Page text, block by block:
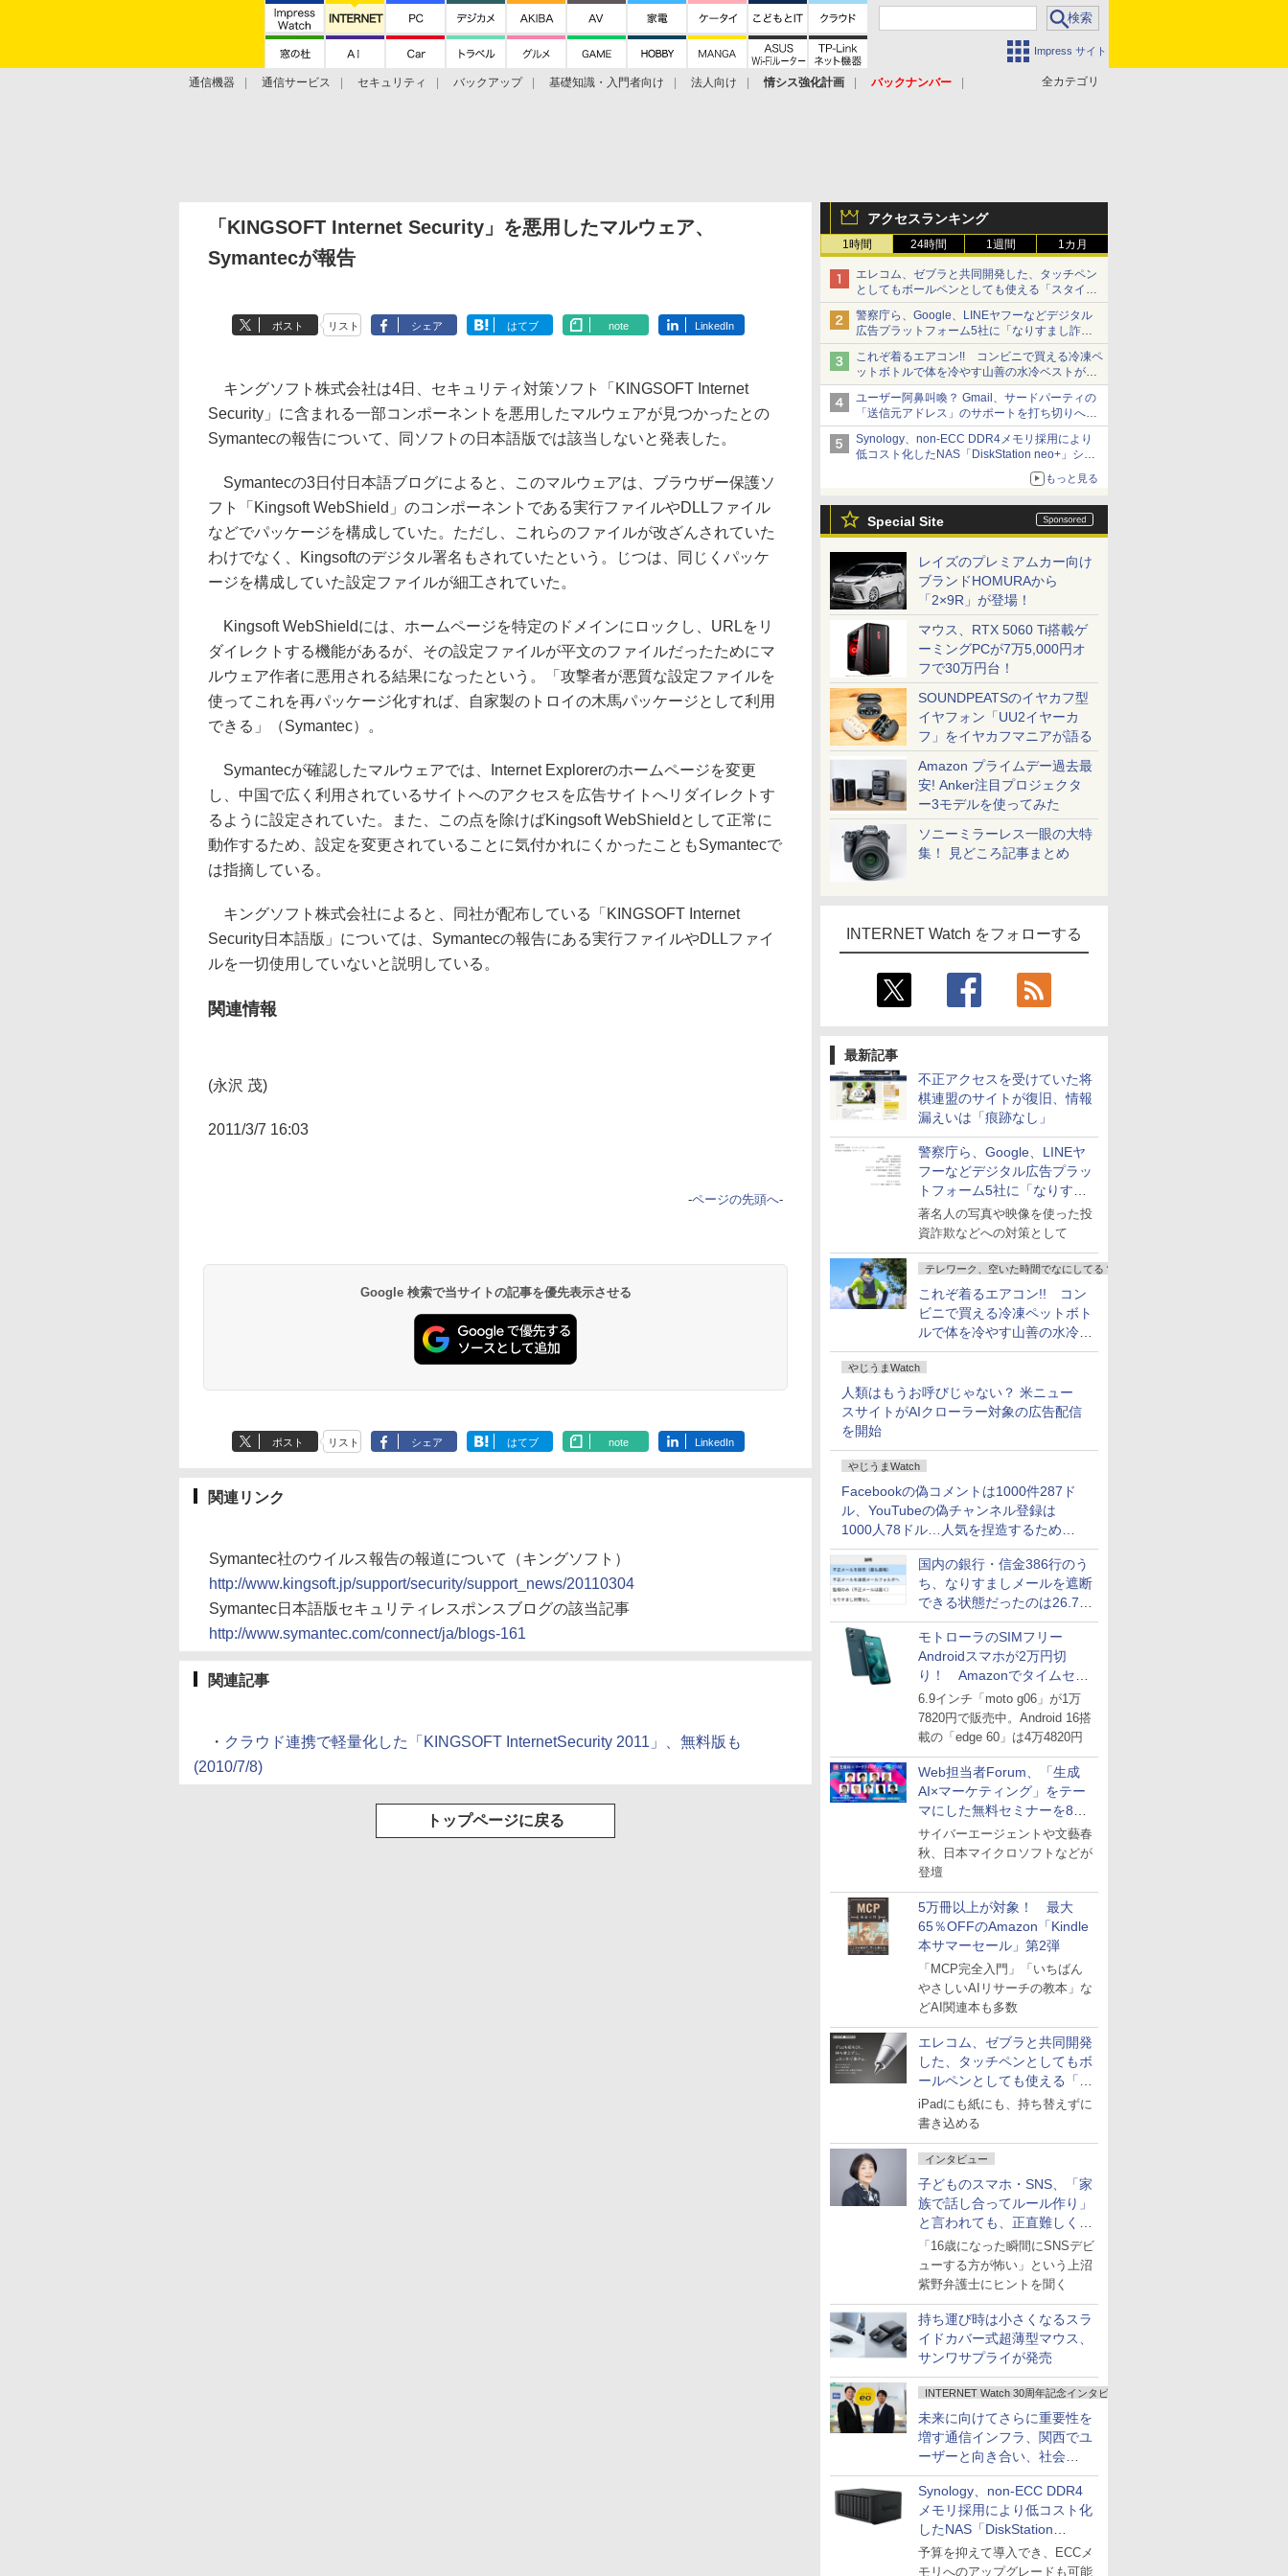
Impress サイト
全カテゴリ
通信機器 通信サービス セキュリティ バックアップ 基礎知識・入門者向け 法人向け 情シス強化計画
バックナンバー
アクセスランキング
1時間 24時間 1週間 1カ月
エレコム、ゼブラと共同開発した、タッチペン
としてもボールペンとしても使える「スタイラ
スツーウェイ」発売 iPadにも紙にも、持ち替
えずに書き込める
警察庁ら、Google、LINEヤフーなどデジタル
広告プラットフォーム5社に「なりすまし詐欺
広告」対策強化を要請 著名人の写真や映像を
使った投資詐欺などへの対策として
これぞ着るエアコン!! コンビニで買える冷凍ペ
ットボトルで体を冷やす山善の水冷ベストがロ
ードバイクにちょうどいい【ぼっち・ざ・ろー
ど！その14】【空いた時間でなにしてる？】
ユーザー阿鼻叫喚？ Gmail、サードパーティの
「送信元アドレス」のサポートを打ち切りへ
【やじうまWatch】
Synology、non-ECC DDR4メモリ採用により
低コスト化したNAS「DiskStation neo+」シリ
ーズ 予算を抑えて導入でき、ECCメモリへの
もっと見る
Special Site
レイズのプレミアムカー向け
ブランドHOMURAから
「2×9R」が登場！
マウス、RTX 5060 Ti搭載ゲ
ーミングPCが7万5,000円オ
フで30万円台！
SOUNDPEATSのイヤカフ型
イヤフォン「UU2イヤーカ
フ」をイヤカフマニアが語る
Amazon プライムデー過去最
安! Anker注目プロジェクタ
ー3モデルを使ってみた
ソニーミラーレス一眼の大特
集！ 見どころ記事まとめ
INTERNET Watch をフォローする
最新記事
不正アクセスを受けていた将
棋連盟のサイトが復旧、情報
漏えいは「痕跡なし」
警察庁ら、Google、LINEヤ
フーなどデジタル広告プラッ
トフォーム5社に「なりすま
し詐欺広告」対策強化を要請
著名人の写真や映像を使った投
資詐欺などへの対策として
テレワーク、空いた時間でなにしてる？
これぞ着るエアコン!! コン
ビニで買える冷凍ペットボト
ルで体を冷やす山善の水冷ベ
ストがロードバイクにちょう
どいい【ぼっち・ざ・ろー
ど！その14】
やじうまWatch
人類はもうお呼びじゃない？ 米ニュー
スサイトがAIクローラー対象の広告配信
を開始
やじうまWatch
Facebookの偽コメントは1000件287ド
ル、YouTubeの偽チャンネル登録は
1000人78ドル…人気を捏造するための
価格リストが公開中
国内の銀行・信金386行のう
ち、なりすましメールを遮断
できる状態だったのは26.7％
にとどまる～GMOブランド
セキュリティ調査
モトローラのSIMフリー
Androidスマホが2万円切
り！ Amazonでタイムセー
ル
6.9インチ「moto g06」が1万
7820円で販売中。Android 16搭
載の「edge 60」は4万4820円
Web担当者Forum、「生成
AI×マーケティング」をテー
マにした無料セミナーを8月
27日にオンライン開催
サイバーエージェントや文藝春
秋、日本マイクロソフトなどが
登壇
5万冊以上が対象！ 最大
65％OFFのAmazon「Kindle
本サマーセール」第2弾
「MCP完全入門」「いちばん
やさしいAIリサーチの教本」な
どAI関連本も多数
エレコム、ゼブラと共同開発
した、タッチペンとしてもボ
ールペンとしても使える「ス
タイラスツーウェイ」発売
iPadにも紙にも、持ち替えずに
書き込める
インタビュー
子どものスマホ・SNS、「家
族で話し合ってルール作り」
と言われても、正直難しくな
いですか？
「16歳になった瞬間にSNSデビ
ューする方が怖い」という上沼
紫野弁護士にヒントを聞く
持ち運び時は小さくなるスラ
イドカバー式超薄型マウス、
サンワサプライが発売
INTERNET Watch 30周年記念インタビュー
未来に向けてさらに重要性を
増す通信インフラ、関西でユ
ーザーと向き合い、社会
の“あたらしい”を起動し続け
る～オプテージ
Synology、non-ECC DDR4
メモリ採用により低コスト化
したNAS「DiskStation
neo+」シリーズ
予算を抑えて導入でき、ECCメ
モリへのアップグレードも可能
「KINGSOFT Internet Security」を悪用したマルウェア、
Symantecが報告
ポスト リスト シェア はてブ note LinkedIn
キングソフト株式会社は4日、セキュリティ対策ソフト「KINGSOFT Internet
Security」に含まれる一部コンポーネントを悪用したマルウェアが見つかったとの
Symantecの報告について、同ソフトの日本語版では該当しないと発表した。
Symantecの3日付日本語ブログによると、このマルウェアは、ブラウザー保護ソ
フト「Kingsoft WebShield」のコンポーネントである実行ファイルやDLLファイル
などでパッケージを構成していた。ただし、これらのファイルが改ざんされていた
わけでなく、Kingsoftのデジタル署名もされていたという。じつは、同じくパッケ
ージを構成していた設定ファイルが細工されていた。
Kingsoft WebShieldには、ホームページを特定のドメインにロックし、URLをリ
ダイレクトする機能があるが、その設定ファイルが平文のファイルだったためにマ
ルウェア作者に悪用される結果になったという。「攻撃者が悪質な設定ファイルを
使ってこれを再パッケージ化すれば、自家製のトロイの木馬パッケージとして利用
できる」（Symantec）。
Symantecが確認したマルウェアでは、Internet Explorerのホームページを変更
し、中国で広く利用されているサイトへのアクセスを広告サイトへリダイレクトす
るように設定されていた。また、この点を除けばKingsoft WebShieldとして正常に
動作するため、設定を変更されていることに気付かれにくかったこともSymantecで
は指摘している。
キングソフト株式会社によると、同社が配布している「KINGSOFT Internet
Security日本語版」については、Symantecの報告にある実行ファイルやDLLファイ
ルを一切使用していないと説明している。
関連情報
(永沢 茂)
2011/3/7 16:03
-ページの先頭へ-
Google 検索で当サイトの記事を優先表示させる
ポスト リスト シェア はてブ note LinkedIn
関連リンク
Symantec社のウイルス報告の報道について（キングソフト）
http://www.kingsoft.jp/support/security/support_news/20110304
Symantec日本語版セキュリティレスポンスブログの該当記事
http://www.symantec.com/connect/ja/blogs-161
関連記事
・ クラウド連携で軽量化した「KINGSOFT InternetSecurity 2011」、無料版も
(2010/7/8)
トップページに戻る